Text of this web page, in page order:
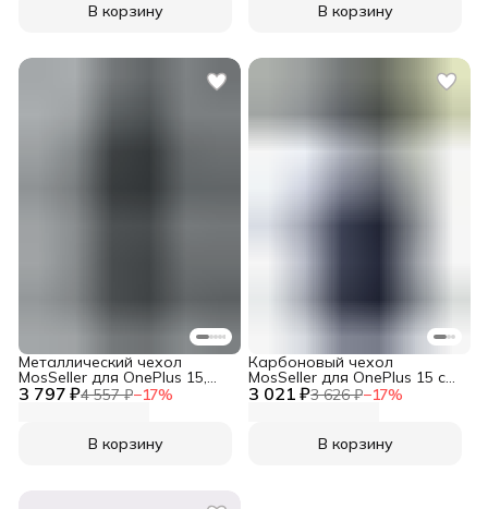
В корзину
В корзину
3 797 ₽4 557 ₽−17%
Металлический чехол
MosSeller для OnePlus 15,
черный (комбинированный)
В корзину
3 021 ₽3 626 ₽−17%
Карбоновый чехол
MosSeller для OnePlus 15 с
Магсейф, черный
В корзину